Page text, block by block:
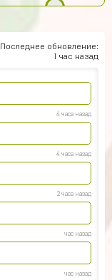
Последнее обновление:
1 час назад
4 часа назад
4 часа назад
2 часа назад
час назад
час назад